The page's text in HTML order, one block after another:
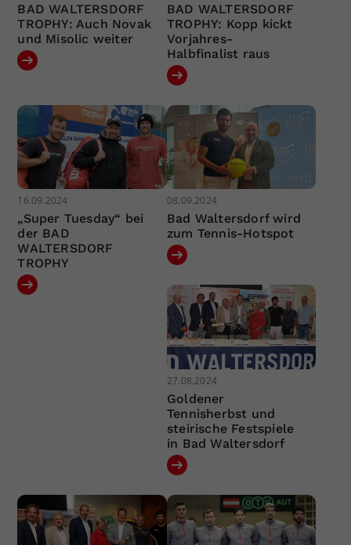
BAD WALTERSDORF
TROPHY: Auch Novak
und Misolic weiter
BAD WALTERSDORF
TROPHY: Kopp kickt
Vorjahres-
Halbfinalist raus
16.09.2024
„Super Tuesday“ bei
der BAD
WALTERSDORF
TROPHY
08.09.2024
Bad Waltersdorf wird
zum Tennis-Hotspot
27.08.2024
Goldener
Tennisherbst und
steirische Festspiele
in Bad Waltersdorf